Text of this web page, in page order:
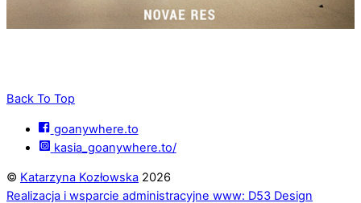
Back To Top
goanywhere.to
kasia_goanywhere.to/
© Katarzyna Kozłowska 2026
Realizacja i wsparcie administracyjne www: D53 Design